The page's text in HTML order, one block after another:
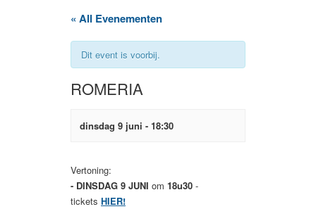
« All Evenementen
Dit event is voorbij.
ROMERIA
dinsdag 9 juni - 18:30
Vertoning:
- DINSDAG 9 JUNI om 18u30 -
tickets HIER!